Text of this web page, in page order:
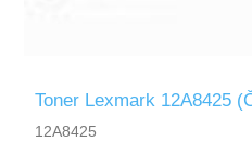
Toner Lexmark 12A8425
12A8425